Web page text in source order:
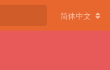
简体中文